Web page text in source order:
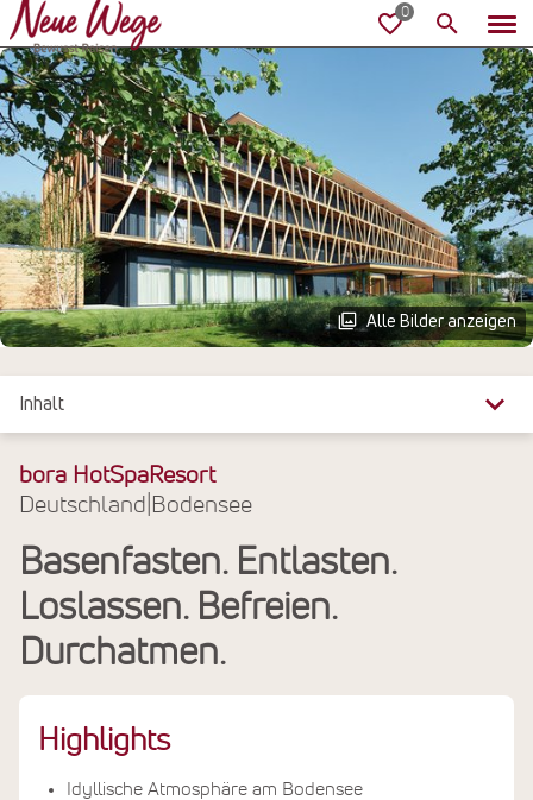
Alle Bilder anzeigen
Inhalt
Überblick
Reiseinfos
Leistungen
Termine & Preise
bora HotSpaResort
Deutschland Bodensee
Basenfasten. Entlasten.
Loslassen. Befreien.
Durchatmen.
Highlights
Idyllische Atmosphäre am Bodensee